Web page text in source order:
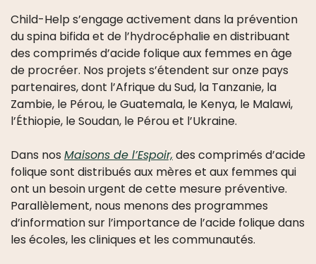
Child-Help s’engage activement dans la prévention
du spina bifida et de l’hydrocéphalie en distribuant
des comprimés d’acide folique aux femmes en âge
de procréer. Nos projets s’étendent sur onze pays
partenaires, dont l’Afrique du Sud, la Tanzanie, la
Zambie, le Pérou, le Guatemala, le Kenya, le Malawi,
l’Éthiopie, le Soudan, le Pérou et l’Ukraine.
Dans nos Maisons de l’Espoir, des comprimés d’acide
folique sont distribués aux mères et aux femmes qui
ont un besoin urgent de cette mesure préventive.
Parallèlement, nous menons des programmes
d’information sur l’importance de l’acide folique dans
les écoles, les cliniques et les communautés.